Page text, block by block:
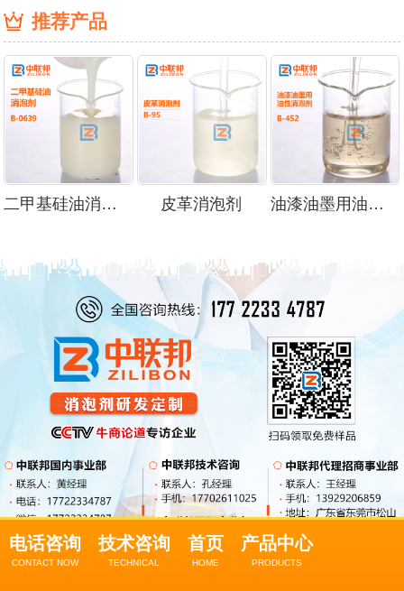
推荐产品
二甲基硅油消泡剂 皮革消泡剂 油漆油墨用油性消泡剂
电话咨询
CONTACT NOW
技术咨询
TECHNICAL
首页
HOME
产品中心
PRODUCTS